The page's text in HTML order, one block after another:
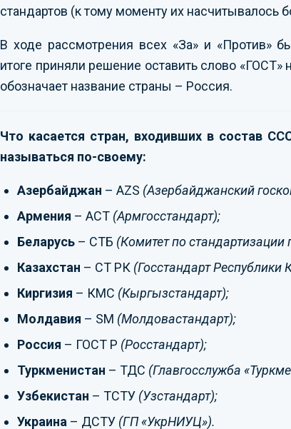
стандартов (к тому моменту их насчитывалось
В ходе рассмотрения всех «За» и «Против»
итоге приняли решение оставить слово
обозначает название страны – Россия.
Что касается стран, входивших в состав
называться по-своему:
Азербайджан – AZS (Азербайджанский
Армения – ACT (Армгосстандарт);
Беларусь – СТБ (Комитет по
Казахстан – СТ РК (Госстандарт Республики
Киргизия – КМС (Кыргызстандарт);
Молдавия – SM (Молдовастандарт);
Россия – ГОСТ Р (Росстандарт);
Туркменистан – ТДС (Главгосслужба
Узбекистан – ТСТУ (Узстандарт);
Украина – ДСТУ (ГП «УкрНИУЦ»).